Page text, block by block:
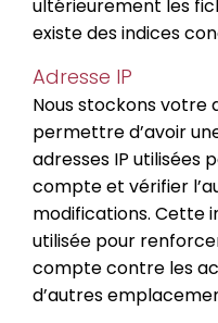
ultérieurement les
existe des indices
Adresse IP
Nous stockons votre
permettre d’avoir
adresses IP utilisées
compte et vérifier
modifications. Cette
utilisée pour
compte contre les
d’autres